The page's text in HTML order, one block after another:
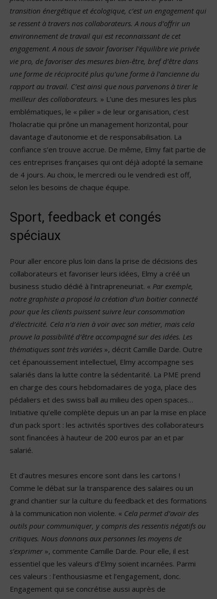
transition énergétique et écologique, c’est un engagement qui
se ressent à travers nos collaborateurs. A nous d’offrir un
environnement de travail qui est reconnaissant de cet
engagement.A nous de savoir favoriser l’équilibre vie privée
vie pro, de favoriser des mesures bien-être, bref d’être dans
une forme de réciprocité plus qu’une forme à l’ancienne du
rapport au travail. C’est ainsi que nous parvenons à tirer le
meilleur des collaborateurs. » L’une des mesures les plus
emblématiques, le « pilier » de leur organisation, c’est
l’holacratie qui prône un management horizontal, pour
davantage d’autonomie et de responsabilisation. La
confiance s’en trouve accrue. De même, Elmy fait partie de
ces entreprises françaises qui ont déjà adopté la semaine
de 4 jours. Au choix, le mercredi ou le vendredi est off,
selon les besoins de chaque équipe.
Sport, feedback et congés
spéciaux
Pour aller encore plus loin dans la prise de décisions des
collaborateurs et favoriser leurs idées, Elmy a créé un
business studio dédié à l’intrapreneuriat. « Par exemple,
notre graphiste a proposé la création d’un boitier connecté
pour que les clients puissent suivre leur consommation
d’électricité. Cela n’a rien à voir avec son métier, mais cela
prouve la possibilité d’être accompagné sur des idées. Les
thématiques sont très variées », décrit Camille Darde. Outre
cet épanouissement intellectuel, Elmy accompagne ses
salariés dans la lutte contre la sédentarité. La PME prend
en charge des cours hebdomadaires de yoga, place des
pédaliers et des swiss ball au milieu des open spaces…
Initiative qu’elle complète depuis un an par la mise en place
d’un pack sport : les activités sportives des collaborateurs
sont financées à hauteur de 200 euros par an et par
salarié.
Et d’autres mesures encore sont dans les cartons !
Comme le débat sur la transparence des salaires ou un
grand chantier sur la culture du feedback et des formations
à la communication non violente. « Cela permet d’avoir des
outils pour communiquer, y compris des ressentis négatifs ou
critiques. Nous donnons aux personnes les moyens de
s’exprimer », commente Camille Darde. Pour elle, il est
essentiel que les valeurs d’Elmy soient incarnées. Parmi
ces valeurs : l’enthousiasme et l’engagement, donc.
Engagement qui se concrétise aussi auprès de